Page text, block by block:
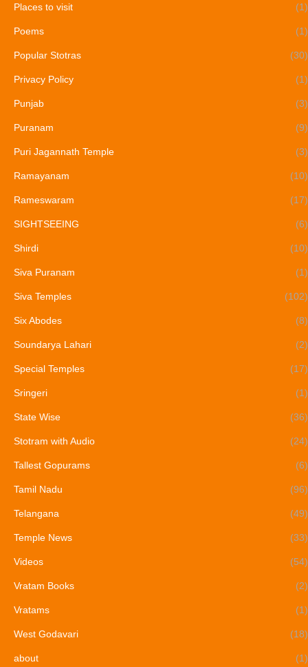
Places to visit (1)
Poems (1)
Popular Stotras (30)
Privacy Policy (1)
Punjab (3)
Puranam (9)
Puri Jagannath Temple (3)
Ramayanam (10)
Rameswaram (17)
SIGHTSEEING (6)
Shirdi (10)
Siva Puranam (1)
Siva Temples (102)
Six Abodes (8)
Soundarya Lahari (2)
Special Temples (17)
Sringeri (1)
State Wise (36)
Stotram with Audio (24)
Tallest Gopurams (6)
Tamil Nadu (96)
Telangana (49)
Temple News (33)
Videos (54)
Vratam Books (2)
Vratams (1)
West Godavari (18)
about (1)